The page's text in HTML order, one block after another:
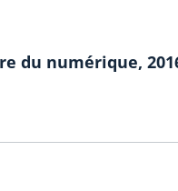
du numérique,